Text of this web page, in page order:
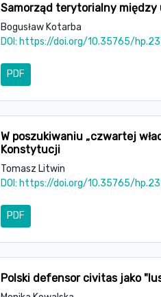
Samorząd terytorialny
Bogusław Kotarba
DOI: https://doi.org/10.35765/
PDF
W poszukiwaniu „czwartej
Konstytucji
Tomasz Litwin
DOI: https://doi.org/10.35765/
PDF
Polski defensor civitas jako